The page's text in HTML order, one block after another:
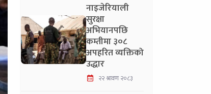
नाइजेरियाली
सुरक्षा
अभियानपछि
कम्तीमा ३०८
अपहरित व्यक्तिको
उद्धार
२२ श्रावण २०८३